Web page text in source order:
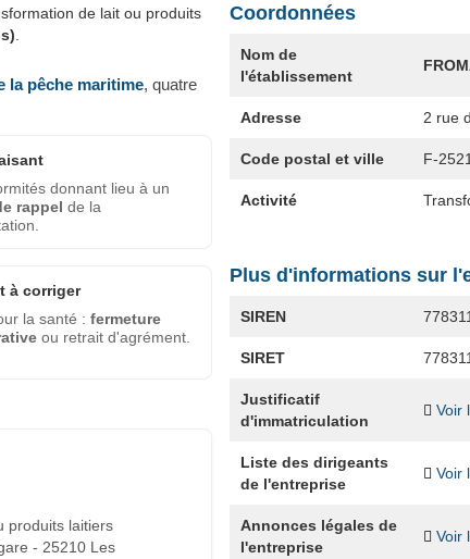
de lait ou produits
la pêche maritime, quatre
donnant lieu à un
rappel de la
à corriger
la santé : fermeture
ou retrait d'agrément.
produits laitiers
- 25210 Les
Coordonnées
Nom de
l'établissement
Adresse 2 rue
Code postal et ville F-
Activité
Plus d'informations sur
SIREN
SIRET
Justificatif
d'immatriculation
Voir
Liste des dirigeants
de l'entreprise
Voir
Annonces légales de
l'entreprise
Voir